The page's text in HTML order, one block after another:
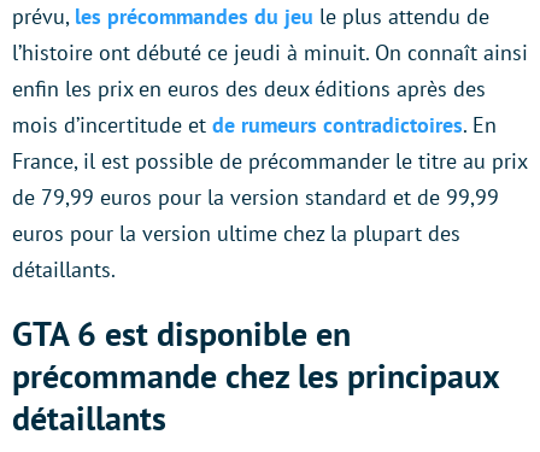
prévu, les précommandes du jeu le plus attendu de
l’histoire ont débuté ce jeudi à minuit. On connaît ainsi
enfin les prix en euros des deux éditions après des
mois d’incertitude et de rumeurs contradictoires. En
France, il est possible de précommander le titre au prix
de 79,99 euros pour la version standard et de 99,99
euros pour la version ultime chez la plupart des
détaillants.
GTA 6 est disponible en
précommande chez les principaux
détaillants